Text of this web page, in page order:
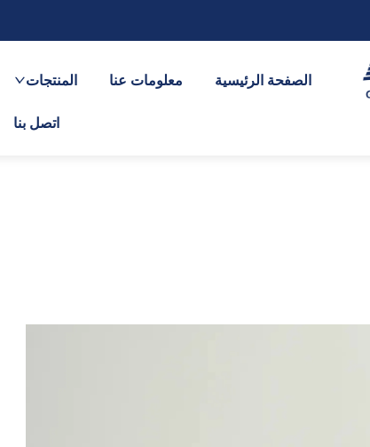
الصفحة الرئيسية معلومات عنا المنتجات
اتصل بنا